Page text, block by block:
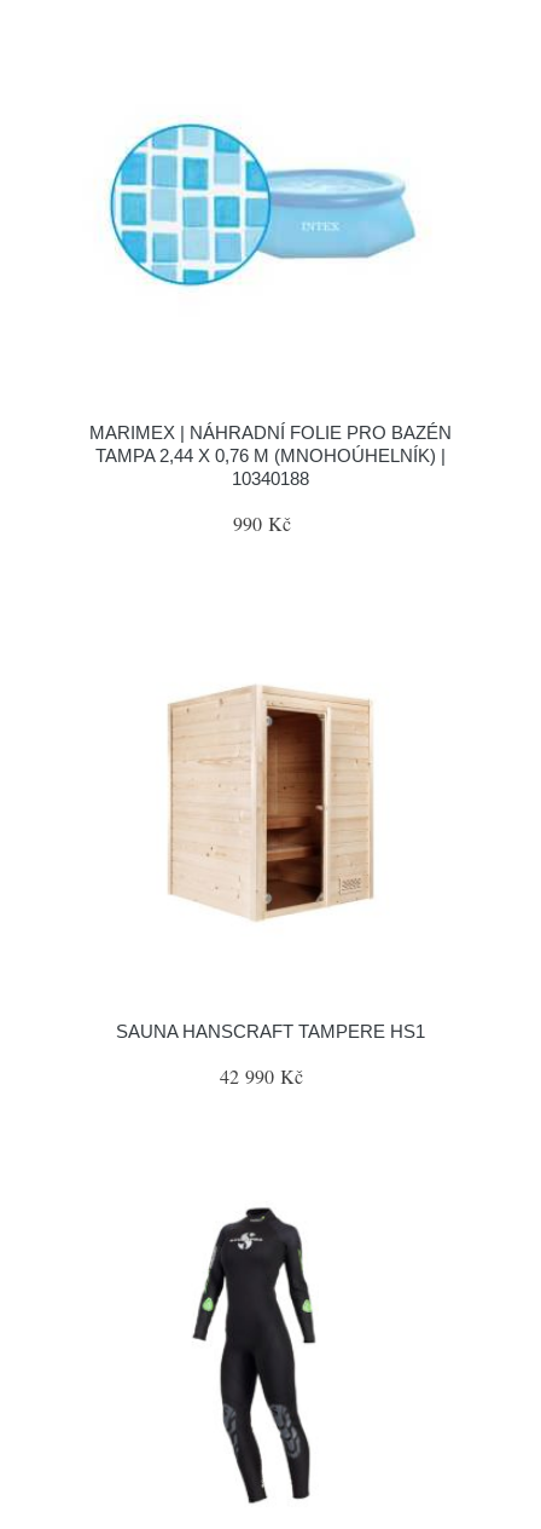
MARIMEX | NÁHRADNÍ FOLIE PRO BAZÉN
TAMPA 2,44 X 0,76 M (MNOHOÚHELNÍK) |
10340188
990 Kč
SAUNA HANSCRAFT TAMPERE HS1
42 990 Kč